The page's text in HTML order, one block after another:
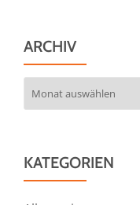
ARCHIV
KATEGORIEN